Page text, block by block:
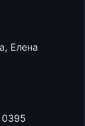
Елена